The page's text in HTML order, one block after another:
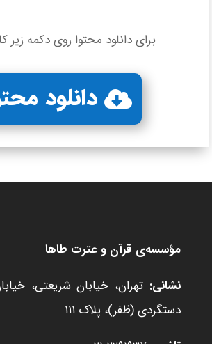
برای دانلود محتوا روی دکمه زیر
دانلود
مؤسسه‌ی قرآن و عترت طاها
نشانی: تهران، خیابان شریعتی،
دستگردی (ظفر)، پلاک ۱۱۱